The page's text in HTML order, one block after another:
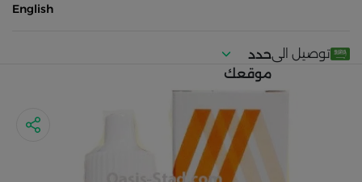
English
توصيل الىحدد
موقعك